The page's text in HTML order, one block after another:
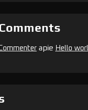
apie Hello